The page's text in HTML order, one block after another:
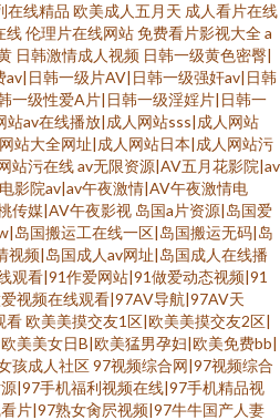
在线精品 欧美成人五月天 成人看片在线
线伦理片在线网站免费看片影视大全a
日韩激情成人视频 日韩一级黄色密臀|
av|日韩一级片AV|日韩一级强奸av|日韩
一级性爱A片|日韩一级淫婬片|日韩一
站av在线播放|成人网站sss|成人网站
站大全网址|成人网站日本|成人网站污
站污在线av无限资源|AV五月花影院|av
影院av|av午夜激情|AV午夜激情电
传媒|AV午夜影视 岛国a片资源|岛国爱
岛国搬运工在线一区|岛国搬运无码|岛
视频|岛国成人av网址|岛国成人在线播
观看|91作爱网站|91做爱动态视频|91
视频在线观看|97AV导航|97AV天
看欧美美摸交友1区|欧美美摸交友2区|
美美女日B|欧美猛男孕妇|欧美免费bb|
孩成人社区97视频综合网|97视频综合
|97手机福利视频在线|97手机精品视
片|97熟女肏屄视频|97牛牛国产人妻